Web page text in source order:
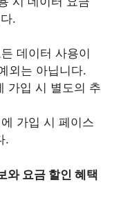
.
데이터 사용이
외는 아닙니다.
가입 시 별도의 추
가입 시 페이스
.
와 요금 할인 혜택